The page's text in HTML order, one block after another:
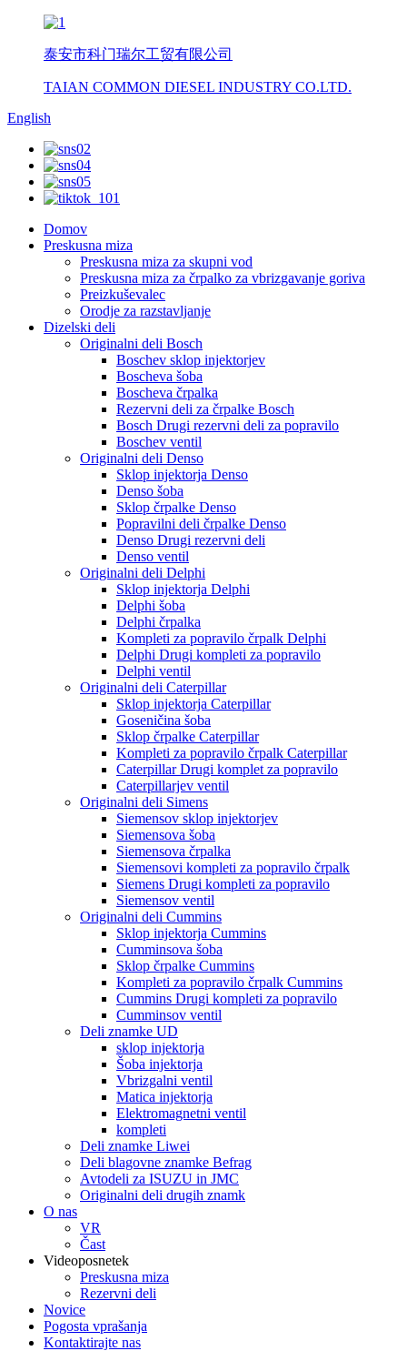
泰安市科门瑞尔工贸有限公司
TAIAN COMMON DIESEL INDUSTRY CO.LTD.
English
Domov
Preskusna miza
Preskusna miza za skupni vod
Preskusna miza za črpalko za vbrizgavanje goriva
Preizkuševalec
Orodje za razstavljanje
Dizelski deli
Originalni deli Bosch
Boschev sklop injektorjev
Boscheva šoba
Boscheva črpalka
Rezervni deli za črpalke Bosch
Bosch Drugi rezervni deli za popravilo
Boschev ventil
Originalni deli Denso
Sklop injektorja Denso
Denso šoba
Sklop črpalke Denso
Popravilni deli črpalke Denso
Denso Drugi rezervni deli
Denso ventil
Originalni deli Delphi
Sklop injektorja Delphi
Delphi šoba
Delphi črpalka
Kompleti za popravilo črpalk Delphi
Delphi Drugi kompleti za popravilo
Delphi ventil
Originalni deli Caterpillar
Sklop injektorja Caterpillar
Goseničina šoba
Sklop črpalke Caterpillar
Kompleti za popravilo črpalk Caterpillar
Caterpillar Drugi komplet za popravilo
Caterpillarjev ventil
Originalni deli Simens
Siemensov sklop injektorjev
Siemensova šoba
Siemensova črpalka
Siemensovi kompleti za popravilo črpalk
Siemens Drugi kompleti za popravilo
Siemensov ventil
Originalni deli Cummins
Sklop injektorja Cummins
Cumminsova šoba
Sklop črpalke Cummins
Kompleti za popravilo črpalk Cummins
Cummins Drugi kompleti za popravilo
Cumminsov ventil
Deli znamke UD
sklop injektorja
Šoba injektorja
Vbrizgalni ventil
Matica injektorja
Elektromagnetni ventil
kompleti
Deli znamke Liwei
Deli blagovne znamke Befrag
Avtodeli za ISUZU in JMC
Originalni deli drugih znamk
O nas
VR
Čast
Videoposnetek
Preskusna miza
Rezervni deli
Novice
Pogosta vprašanja
Kontaktirajte nas